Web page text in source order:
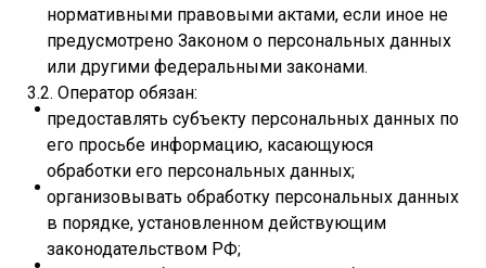
нормативными правовыми актами, если иное не
предусмотрено Законом о персональных данных
или другими федеральными законами.
3.2. Оператор обязан:
предоставлять субъекту персональных данных по
его просьбе информацию, касающуюся
обработки его персональных данных;
организовывать обработку персональных данных
в порядке, установленном действующим
законодательством РФ;